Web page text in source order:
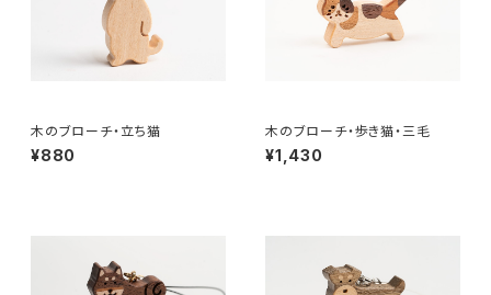
木のブローチ・立ち猫
¥880
木のブローチ・歩き猫・三毛
¥1,430